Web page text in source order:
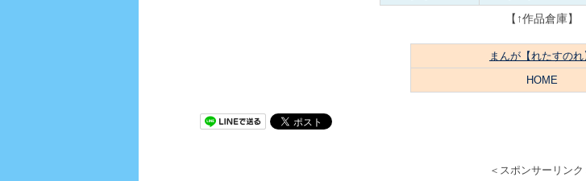
【↑作品倉庫】
まんが【れたすのれ
HOME
＜スポンサーリンク